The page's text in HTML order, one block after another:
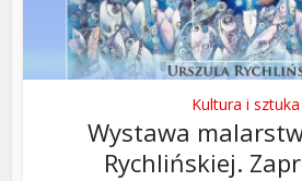
Kultura i sztuka
Wystawa
Rychlińskiej.